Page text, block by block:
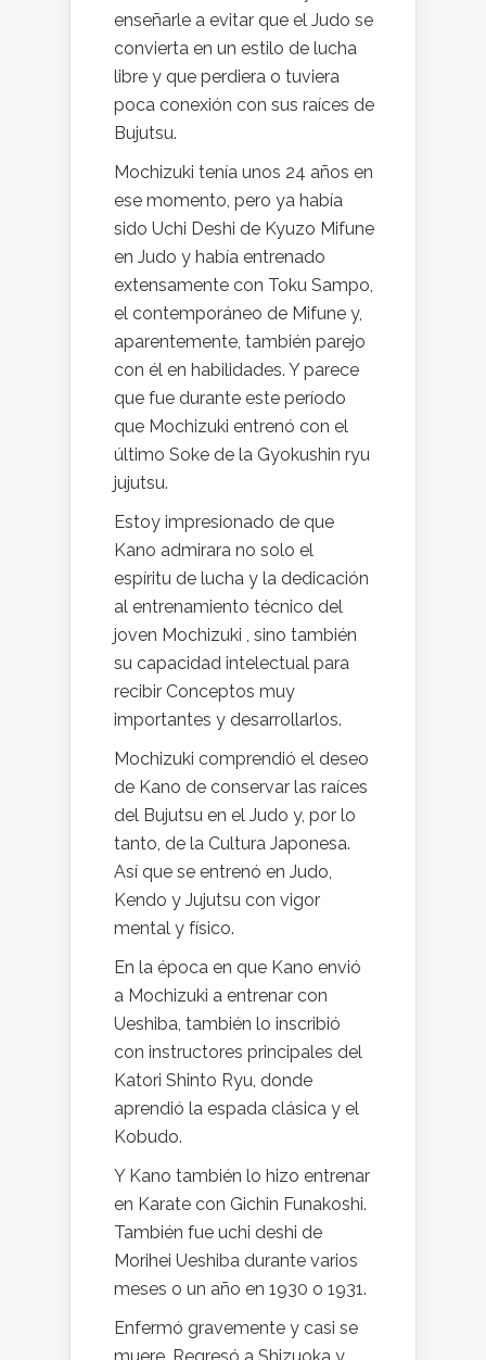
enseñarle a evitar que el Judo se
convierta en un estilo de lucha
libre y que perdiera o tuviera
poca conexión con sus raíces de
Bujutsu.
Mochizuki tenía unos 24 años en
ese momento, pero ya había
sido Uchi Deshi de Kyuzo Mifune
en Judo y había entrenado
extensamente con Toku Sampo,
el contemporáneo de Mifune y,
aparentemente, también parejo
con él en habilidades. Y parece
que fue durante este período
que Mochizuki entrenó con el
último Soke de la Gyokushin ryu
jujutsu.
Estoy impresionado de que
Kano admirara no solo el
espíritu de lucha y la dedicación
al entrenamiento técnico del
joven Mochizuki , sino también
su capacidad intelectual para
recibir Conceptos muy
importantes y desarrollarlos.
Mochizuki comprendió el deseo
de Kano de conservar las raíces
del Bujutsu en el Judo y, por lo
tanto, de la Cultura Japonesa.
Así que se entrenó en Judo,
Kendo y Jujutsu con vigor
mental y físico.
En la época en que Kano envió
a Mochizuki a entrenar con
Ueshiba, también lo inscribió
con instructores principales del
Katori Shinto Ryu, donde
aprendió la espada clásica y el
Kobudo.
Y Kano también lo hizo entrenar
en Karate con Gichin Funakoshi.
También fue uchi deshi de
Morihei Ueshiba durante varios
meses o un año en 1930 o 1931.
Enfermó gravemente y casi se